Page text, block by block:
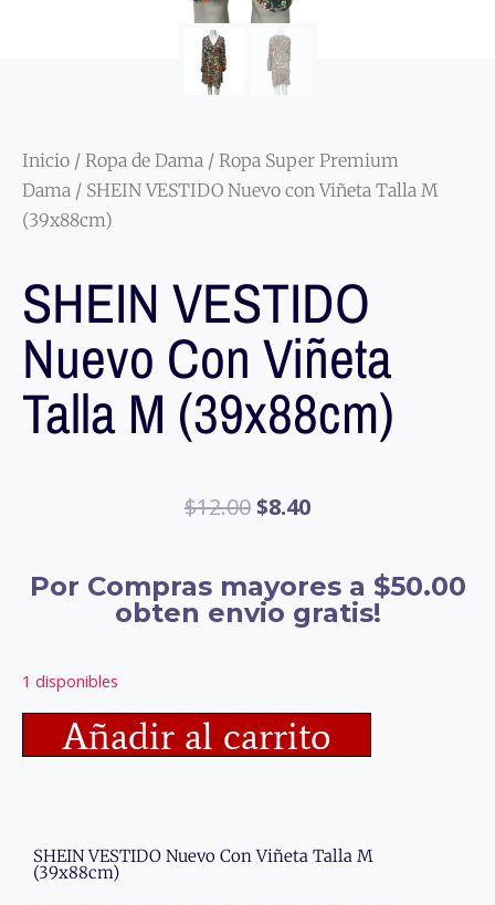
Inicio / Ropa de Dama / Ropa Super Premium
Dama / SHEIN VESTIDO Nuevo con Viñeta Talla M
(39x88cm)
SHEIN VESTIDO
Nuevo Con Viñeta
Talla M (39x88cm)
$12.00$8.40
Por Compras mayores a $50.00
obten envio gratis!
1 disponibles
Añadir al carrito
SHEIN VESTIDO Nuevo Con Viñeta Talla M
(39x88cm)